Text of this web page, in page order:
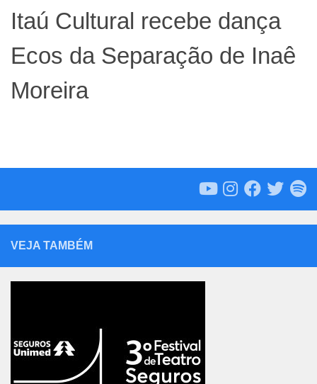
Itaú Cultural recebe dança
Ecos da Separação de Inaê
Moreira
VEJA TAMBÉM